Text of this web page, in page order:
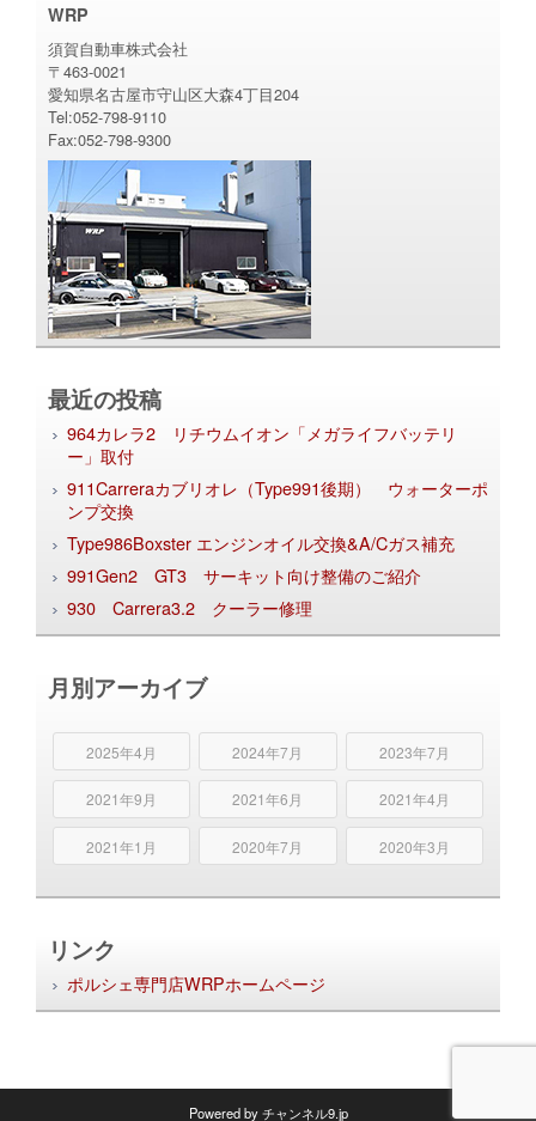
WRP
須賀自動車株式会社
〒463-0021
愛知県名古屋市守山区大森4丁目204
Tel:052-798-9110
Fax:052-798-9300
最近の投稿
964カレラ2 リチウムイオン「メガライフバッテリ
ー」取付
911Carreraカブリオレ（Type991後期） ウォーターポ
ンプ交換
Type986Boxster エンジンオイル交換&A/Cガス補充
991Gen2 GT3 サーキット向け整備のご紹介
930 Carrera3.2 クーラー修理
月別アーカイブ
2025年4月 2024年7月 2023年7月
2021年9月 2021年6月 2021年4月
2021年1月 2020年7月 2020年3月
リンク
ポルシェ専門店WRPホームページ
Powered byチャンネル9.jp